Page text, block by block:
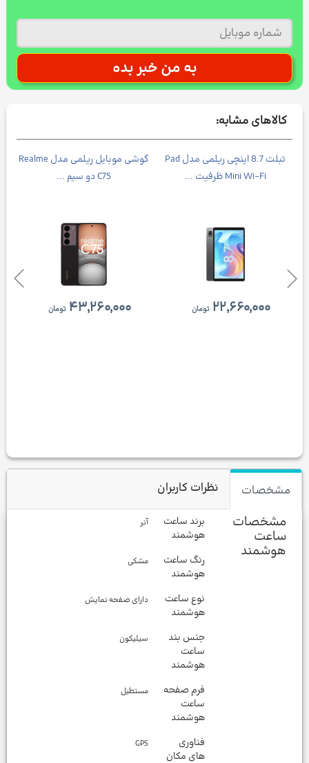
کالاهای مشابه:
گوشی موبایل ریلمی مدل Realme
C75 دو سیم ...
۴۳,۲۶۰,۰۰۰ تومان
تبلت 8.7 اینچی ریلمی مدل Pad
Mini Wi-Fi ظرفیت ...
۲۲,۶۶۰,۰۰۰ تومان
مشخصات نظرات کاربران
مشخصات
ساعت
هوشمند
برند ساعت
هوشمند
آنر
رنگ ساعت
هوشمند
مشکی
نوع ساعت
هوشمند
دارای صفحه نمایش
جنس بند
ساعت
هوشمند
سیلیکون
فرم صفحه
ساعت
هوشمند
مستطیل
فناوری
های مکان
GPS